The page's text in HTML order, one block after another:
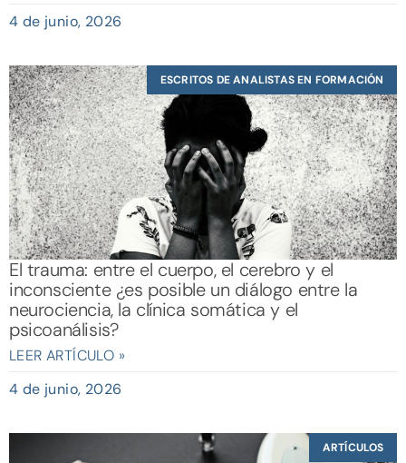
4 de junio, 2026
ESCRITOS DE ANALISTAS EN FORMACIÓN
El trauma: entre el cuerpo, el cerebro y el
inconsciente ¿es posible un diálogo entre la
neurociencia, la clínica somática y el
psicoanálisis?
LEER ARTÍCULO »
4 de junio, 2026
ARTÍCULOS